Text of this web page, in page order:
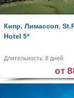
Кипр. Лимассол.
Hotel 5*
Длительность: 8 дней
от